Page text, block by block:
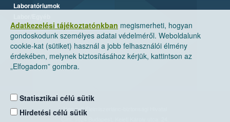
Adatkezelési tájékoztatónkban megismerheti, hogyan
gondoskodunk személyes adatai védelméről. Weboldalunk
cookie-kat (sütiket) használ a jobb felhasználói élmény
érdekében, melynek biztosításához kérjük, kattintson az
„Elfogadom” gombra.
Statisztikai célú sütik
Hirdetési célú sütik
Laboratóriumok
Nemzeti Élelmiszerlánc-biztonsági Hivatal